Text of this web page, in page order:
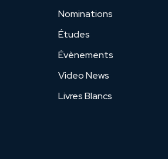
Nominations
Études
Évènements
Video News
Livres Blancs